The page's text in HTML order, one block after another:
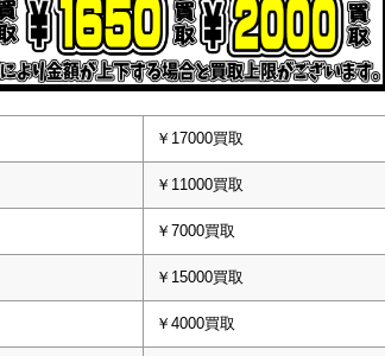
￥17000買取
￥11000買取
￥7000買取
￥15000買取
￥4000買取